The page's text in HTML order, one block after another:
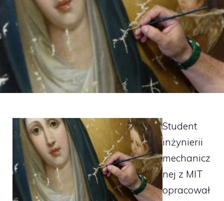
Student
inżynierii
mechanicz
nej z MIT
opracował